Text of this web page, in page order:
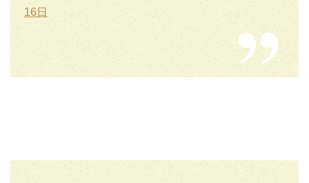
16日